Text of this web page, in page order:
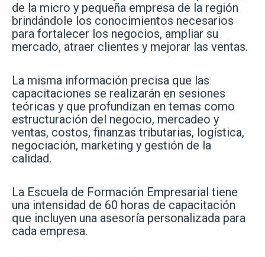
de la micro y pequeña empresa de la región
brindándole los conocimientos necesarios
para fortalecer los negocios, ampliar su
mercado, atraer clientes y mejorar las ventas.
La misma información precisa que las
capacitaciones se realizarán en sesiones
teóricas y que profundizan en temas como
estructuración del negocio, mercadeo y
ventas, costos, finanzas tributarias, logística,
negociación, marketing y gestión de la
calidad.
La Escuela de Formación Empresarial tiene
una intensidad de 60 horas de capacitación
que incluyen una asesoría personalizada para
cada empresa.